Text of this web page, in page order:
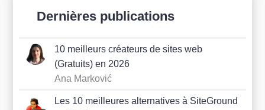
Dernières publications
10 meilleurs créateurs de sites web
(Gratuits) en 2026
Ana Marković
Les 10 meilleures alternatives à SiteGround